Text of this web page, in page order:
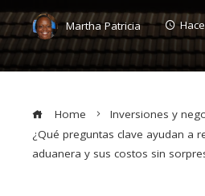
Martha Patricia
Home
Inversiones y
¿Qué preguntas clave ayudan a
aduanera y sus costos sin